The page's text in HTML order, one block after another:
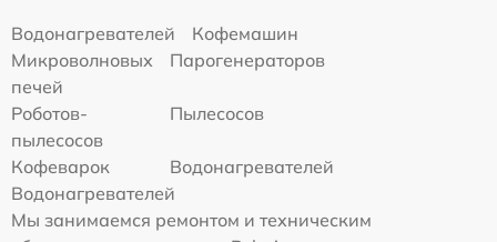
Водонагревателей
Кофемашин
Микроволновых
печей
Парогенераторов
Роботов-
пылесосов
Пылесосов
Кофеварок
Водонагревателей
Водонагревателей
Мы занимаемся ремонтом и техническим